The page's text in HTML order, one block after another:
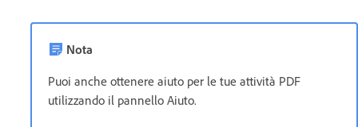
Nota
Puoi anche ottenere aiuto per le tue attività PDF
utilizzando il pannello Aiuto.